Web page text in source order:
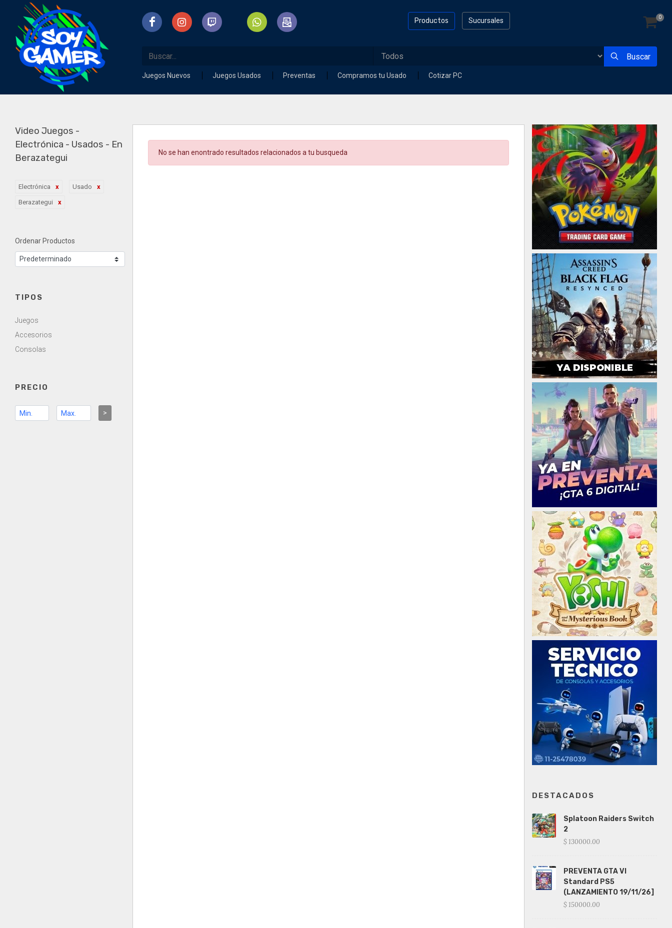
Sucursales
Productos 0
Buscar
Juegos Nuevos Juegos Usados Preventas Compramos tu Usado Cotizar PC
Video Juegos -
Electrónica - Usados - En
Berazategui
Electrónica Usado
Berazategui
Ordenar Productos
TIPOS
Juegos
Accesorios
Consolas
PRECIO
>
No se han enontrado resultados relacionados a tu busqueda
DESTACADOS
Splatoon Raiders Switch
2
$ 130000.00
PREVENTA GTA VI
Standard PS5
(LANZAMIENTO 19/11/26]
$ 150000.00